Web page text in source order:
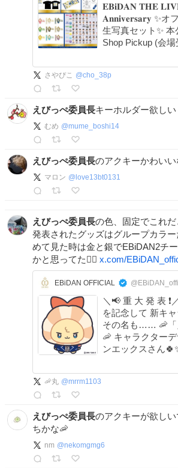
𝐄𝐁𝐢𝐃𝐀𝐍 𝐓𝐇𝐄
𝐀𝐧𝐧𝐢𝐯𝐞𝐫𝐬𝐚𝐫𝐲 ✨オ
生写真セット✨ 本公演では「Weverse
Shop Pickup (会
の販売を実施い
一般販売はございません
#Yes_EBiDAN15th
さやぴこ @cho_38p
えびっぺ委員長キーホルダー欲しい
むめ @mume_boshi14
えびっぺ委員長のアクキーかわい
マロン @ love13bt0131
えびっぺ委員長の色、固定でこれ
発表されたグッズはグループカラ
めて見た時は金と銀でEBiDAN2チ
かと思ってた🙂‍↕️ x.com/
EBiDAN OFFICIAL
＼📢 重 大 発 表 ❗️／ #EBiDAN 15周
を記念して 新キ
その名も…… 🦐「えびっぺ委員長」
🦐 キャラクターデザインは なんとサ
ンエックスさん🍀✨ 詳細は
THE LIVE 2026 にて
お楽しみに！ #っぺ
🦐丸 @mrrm1103
えびっぺ委員長のアクキーが欲し
ちかな🦐
nm @nekomgmg6